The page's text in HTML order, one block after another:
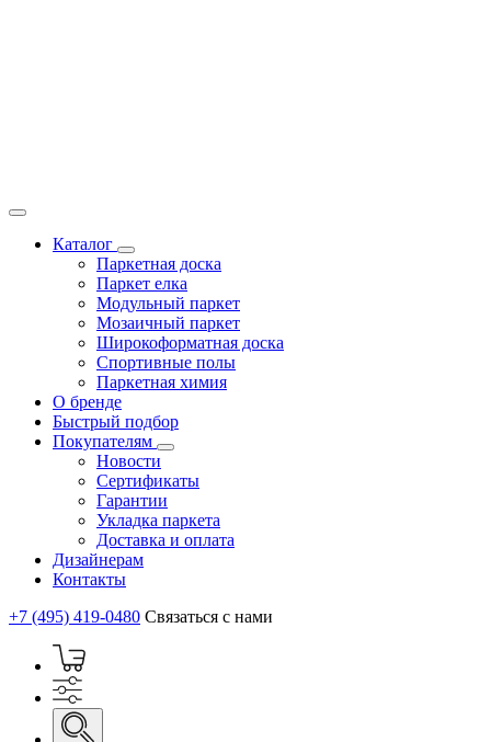
Каталог
Паркетная доска
Паркет елка
Модульный паркет
Мозаичный паркет
Широкоформатная доска
Спортивные полы
Паркетная химия
О бренде
Быстрый подбор
Покупателям
Новости
Сертификаты
Гарантии
Укладка паркета
Доставка и оплата
Дизайнерам
Контакты
+7 (495) 419-0480 Связаться с нами